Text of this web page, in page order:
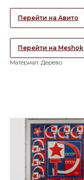
Перейти на Авито
Перейти на Meshok
Материал: Дерево